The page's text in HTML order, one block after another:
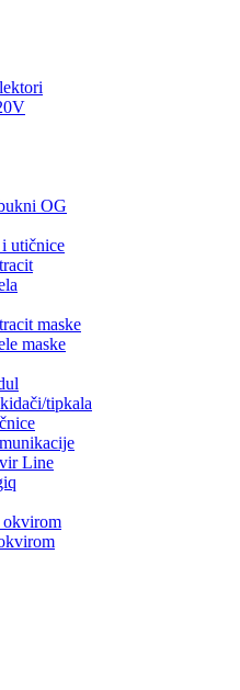
OG
utičnice
maske
maske
tipkala
Line
okvirom